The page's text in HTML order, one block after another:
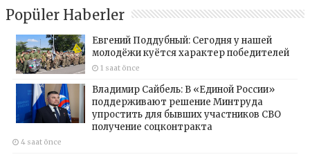
Popüler Haberler
Евгений Поддубный: Сегодня у нашей
молодёжи куётся характер победителей
1 saat önce
Владимир Сайбель: В «Единой России»
поддерживают решение Минтруда
упростить для бывших участников СВО
получение соцконтракта
4 saat önce